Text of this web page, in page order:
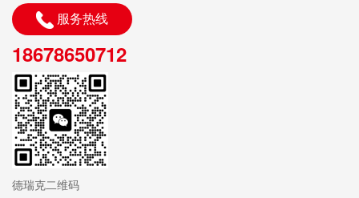
服务热线
18678650712
德瑞克二维码